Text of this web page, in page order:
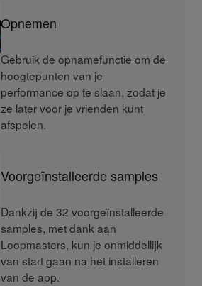
Opnemen
Gebruik de opnamefunctie om de
hoogtepunten van je
performance op te slaan, zodat je
ze later voor je vrienden kunt
afspelen.
Voorgeïnstalleerde samples
Dankzij de 32 voorgeïnstalleerde
samples, met dank aan
Loopmasters, kun je onmiddellijk
van start gaan na het installeren
van de app.